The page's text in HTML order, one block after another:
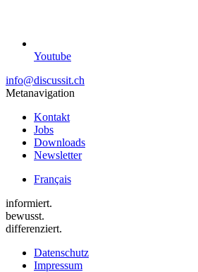
Youtube
info@discussit.ch
Metanavigation
Kontakt
Jobs
Downloads
Newsletter
Français
informiert.
bewusst.
differenziert.
Datenschutz
Impressum